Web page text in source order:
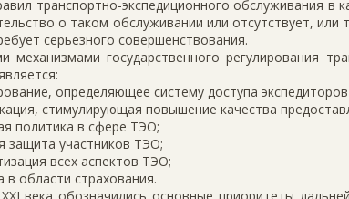
транспортно-экспедиционного обслуживания в
о таком обслуживании или отсутствует, или
серьезного совершенствования.
механизмами государственного регулирования
определяющее систему доступа
стимулирующая повышение качества
политика в сфере ТЭО;
защита участников ТЭО;
всех аспектов ТЭО;
в области страхования.